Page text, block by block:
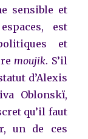
sensible et
est
et
moujik. S’il
d’Alexis
Oblonskï,
qu’il faut
un de ces